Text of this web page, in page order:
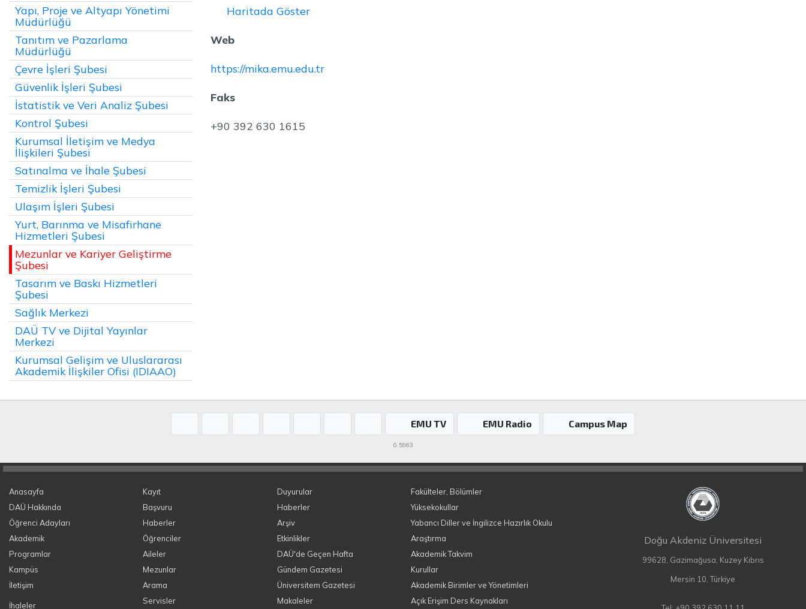
Yapı, Proje ve Altyapı Yönetimi
Müdürlüğü
Tanıtım ve Pazarlama
Müdürlüğü
Çevre İşleri Şubesi
Güvenlik İşleri Şubesi
İstatistik ve Veri Analiz Şubesi
Kontrol Şubesi
Kurumsal İletişim ve Medya
İlişkileri Şubesi
Satınalma ve İhale Şubesi
Temizlik İşleri Şubesi
Ulaşım İşleri Şubesi
Yurt, Barınma ve Misafirhane
Hizmetleri Şubesi
Mezunlar ve Kariyer Geliştirme
Şubesi
Tasarım ve Baskı Hizmetleri
Şubesi
Sağlık Merkezi
DAÜ TV ve Dijital Yayınlar
Merkezi
Kurumsal Gelişim ve Uluslararası
Akademik İlişkiler Ofisi (IDIAAO)
Haritada Göster
Web
https://mika.emu.edu.tr
Faks
+90 392 630 1615
EMU TV EMU Radio Campus Map
0.5963
Anasayfa
DAÜ Hakkında
Öğrenci Adayları
Akademik
Programlar
Kampüs
İletişim
İhaleler
Kayıt
Başvuru
Haberler
Öğrenciler
Aileler
Mezunlar
Arama
Servisler
Duyurular
Haberler
Arşiv
Etkinlikler
DAÜ'de Geçen Hafta
Gündem Gazetesi
Üniversitem Gazetesi
Makaleler
Fakülteler, Bölümler
Yüksekokullar
Yabancı Diller ve İngilizce Hazırlık Okulu
Araştırma
Akademik Takvim
Kurullar
Akademik Birimler ve Yönetimleri
Açık Erişim Ders Kaynakları
Doğu Akdeniz Üniversitesi
99628, Gazimağusa, Kuzey Kıbrıs
Mersin 10, Türkiye